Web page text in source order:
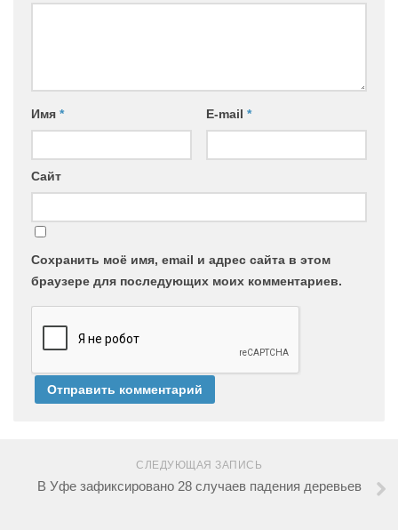
Имя * E-mail *
Сайт
Сохранить моё имя, email и адрес сайта в этом
браузере для последующих моих комментариев.
СЛЕДУЮЩАЯ ЗАПИСЬ
В Уфе зафиксировано 28 случаев падения деревьев